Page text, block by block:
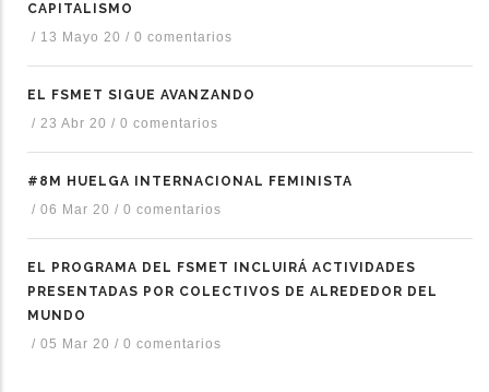
CAPITALISMO
/ 13 Mayo 20 / 0 comentarios
EL FSMET SIGUE AVANZANDO
/ 23 Abr 20 / 0 comentarios
#8M HUELGA INTERNACIONAL FEMINISTA
/ 06 Mar 20 / 0 comentarios
EL PROGRAMA DEL FSMET INCLUIRÁ ACTIVIDADES
PRESENTADAS POR COLECTIVOS DE ALREDEDOR DEL
MUNDO
/ 05 Mar 20 / 0 comentarios